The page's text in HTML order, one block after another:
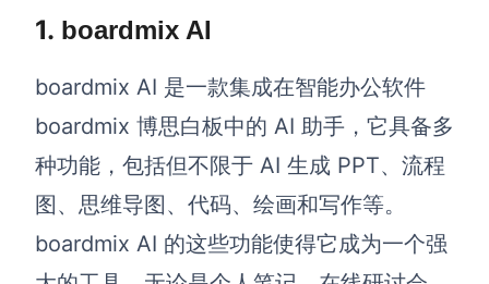
下载
解决方案
高效协作
1. boardmix AI
boardmix AI 是一款集成在智能办公软件
boardmix 博思白板中的 AI 助手，它具备多
种功能，包括但不限于 AI 生成 PPT、流程
图、思维导图、代码、绘画和写作等。
boardmix AI 的这些功能使得它成为一个强